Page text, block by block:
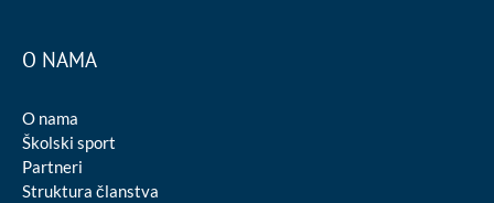
O NAMA
O nama
Školski sport
Partneri
Struktura članstva